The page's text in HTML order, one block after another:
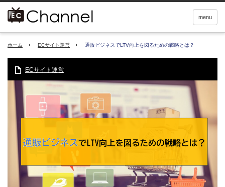
menu
ホーム ECサイト運営 通販ビジネスでLTV向上を図るための戦略とは？
ECサイト運営